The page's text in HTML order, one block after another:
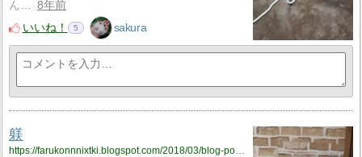
ん…
8年前
いいね！
5 sakura
躾